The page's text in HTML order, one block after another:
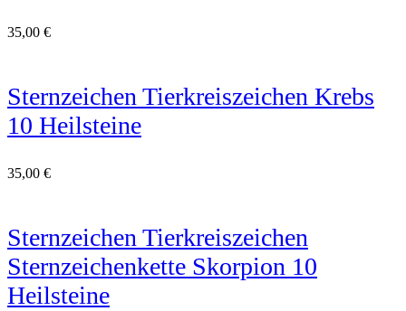
35,00 €
Sternzeichen Tierkreiszeichen Krebs
10 Heilsteine
35,00 €
Sternzeichen Tierkreiszeichen
Sternzeichenkette Skorpion 10
Heilsteine